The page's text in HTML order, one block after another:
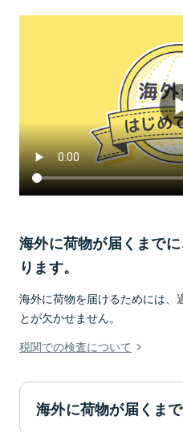
海外に荷物が届くまで
ります。
海外に荷物を届けるためには、
とが欠かせません。
税関での検査について
海外に荷物が届くま